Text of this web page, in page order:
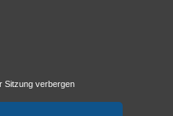
Sitzung verbergen